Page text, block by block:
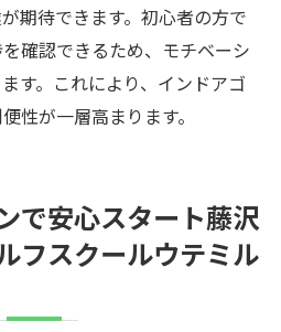
期待できます。初心者の方で
確認できるため、モチベーシ
す。これにより、インドアゴ
性が一層高まります。
で安心スタート藤沢
フスクールウテミル